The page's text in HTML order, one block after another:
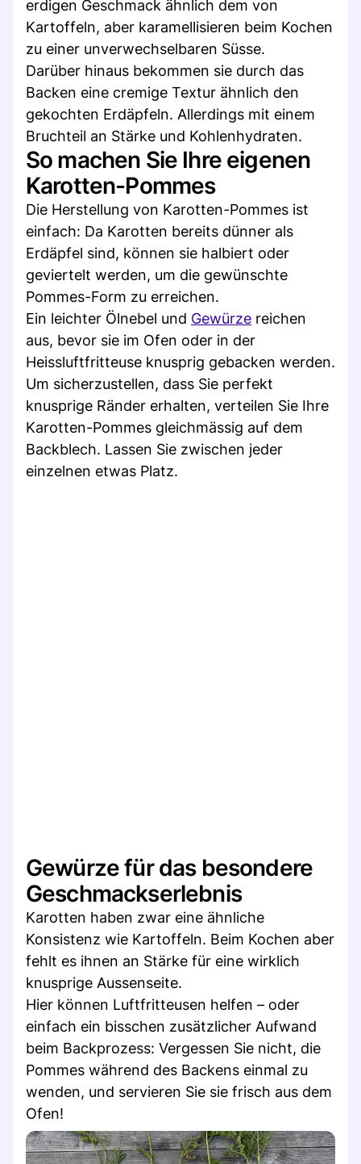
erdigen Geschmack ähnlich dem von
Kartoffeln, aber karamellisieren beim Kochen
zu einer unverwechselbaren Süsse.
Darüber hinaus bekommen sie durch das
Backen eine cremige Textur ähnlich den
gekochten Erdäpfeln. Allerdings mit einem
Bruchteil an Stärke und Kohlenhydraten.
So machen Sie Ihre eigenen
Karotten-Pommes
Die Herstellung von Karotten-Pommes ist
einfach: Da Karotten bereits dünner als
Erdäpfel sind, können sie halbiert oder
geviertelt werden, um die gewünschte
Pommes-Form zu erreichen.
Ein leichter Ölnebel und Gewürze reichen
aus, bevor sie im Ofen oder in der
Heissluftfritteuse knusprig gebacken werden.
Um sicherzustellen, dass Sie perfekt
knusprige Ränder erhalten, verteilen Sie Ihre
Karotten-Pommes gleichmässig auf dem
Backblech. Lassen Sie zwischen jeder
einzelnen etwas Platz.
Gewürze für das besondere
Geschmackserlebnis
Karotten haben zwar eine ähnliche
Konsistenz wie Kartoffeln. Beim Kochen aber
fehlt es ihnen an Stärke für eine wirklich
knusprige Aussenseite.
Hier können Luftfritteusen helfen – oder
einfach ein bisschen zusätzlicher Aufwand
beim Backprozess: Vergessen Sie nicht, die
Pommes während des Backens einmal zu
wenden, und servieren Sie sie frisch aus dem
Ofen!